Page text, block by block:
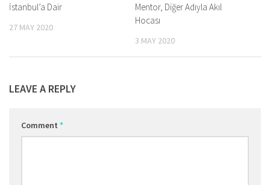
İstanbul’a Dair
27 MAY 2020
Mentor, Diğer Adıyla Akıl
Hocası
3 MAY 2020
LEAVE A REPLY
Comment *